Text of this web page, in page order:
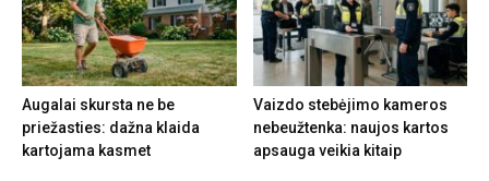
Augalai skursta ne be
priežasties: dažna klaida
kartojama kasmet
Vaizdo stebėjimo kameros
nebeužtenka: naujos kartos
apsauga veikia kitaip